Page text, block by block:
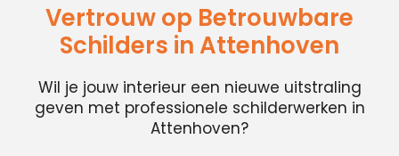
Vertrouw op Betrouwbare
Schilders in Attenhoven
Wil je jouw interieur een nieuwe uitstraling
geven met professionele schilderwerken in
Attenhoven?